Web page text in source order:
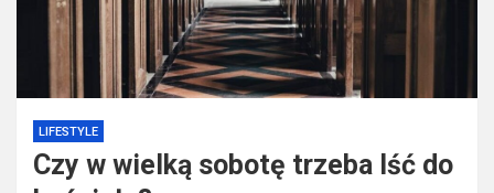
LIFESTYLE
Czy w wielką sobotę trzeba Iść do